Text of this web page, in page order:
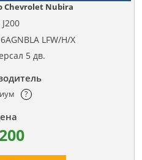
Chevrolet Nubira
J200
LFW/H/X
5 дв.
?